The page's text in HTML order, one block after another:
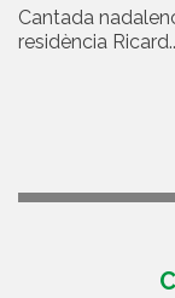
Cantada
residència